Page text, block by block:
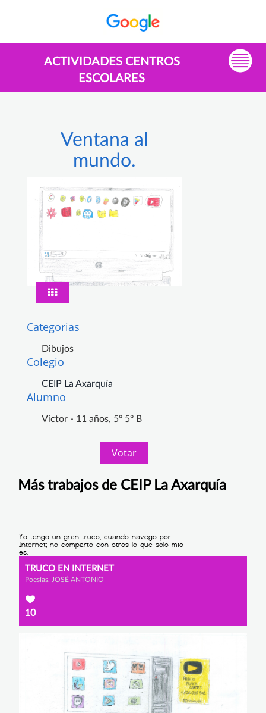
ACTIVIDADES CENTROS
ESCOLARES
Ventana al
mundo.
Categorias
Dibujos
Colegio
CEIP La Axarquía
Alumno
Victor - 11 años, 5º 5º B
Votar
Más trabajos de CEIP La Axarquía
TRUCO EN INTERNET
Poesías, JOSÉ ANTONIO
10